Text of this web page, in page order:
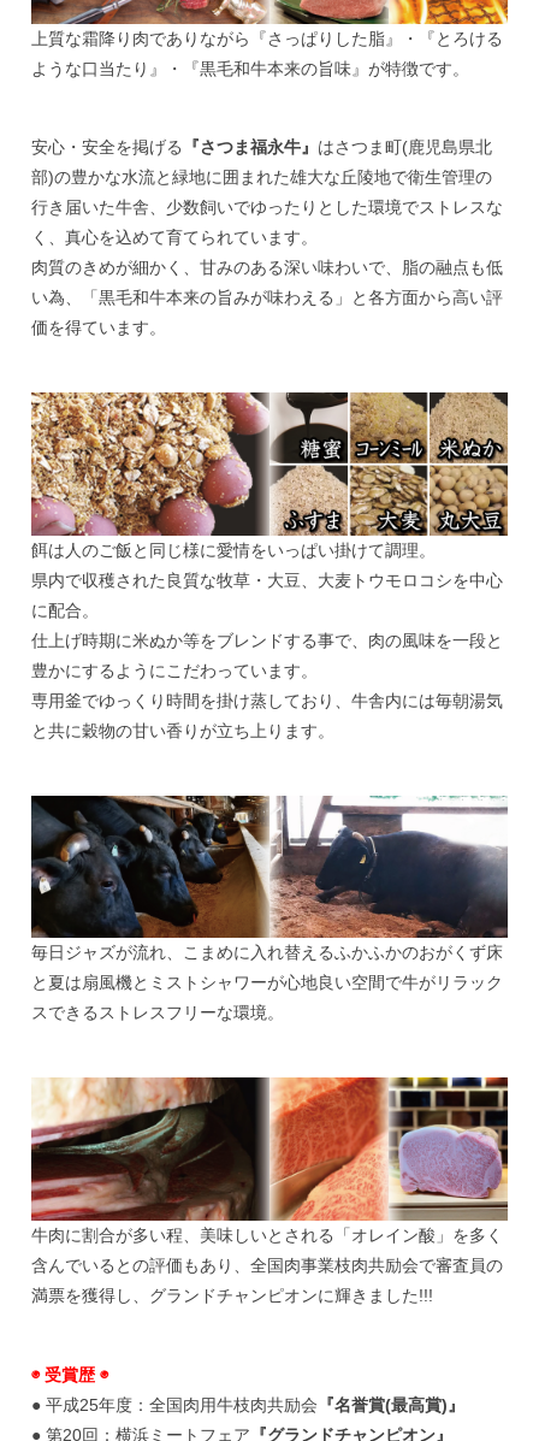
上質な霜降り肉でありながら『さっぱりした脂』・『とろける
ような口当たり』・『黒毛和牛本来の旨味』が特徴です。
安心・安全を掲げる 『さつま福永牛』 はさつま町(鹿児島県北
部)の豊かな水流と緑地に囲まれた雄大な丘陵地で衛生管理の
行き届いた牛舎、少数飼いでゆったりとした環境でストレスな
く、真心を込めて育てられています。
肉質のきめが細かく、甘みのある深い味わいで、脂の融点も低
い為、「黒毛和牛本来の旨みが味わえる」と各方面から高い評
価を得ています。
餌は人のご飯と同じ様に愛情をいっぱい掛けて調理。
県内で収穫された良質な牧草・大豆、大麦トウモロコシを中心
に配合。
仕上げ時期に米ぬか等をブレンドする事で、肉の風味を一段と
豊かにするようにこだわっています。
専用釜でゆっくり時間を掛け蒸しており、牛舎内には毎朝湯気
と共に穀物の甘い香りが立ち上ります。
毎日ジャズが流れ、こまめに入れ替えるふかふかのおがくず床
と夏は扇風機とミストシャワーが心地良い空間で牛がリラック
スできるストレスフリーな環境。
牛肉に割合が多い程、美味しいとされる「オレイン酸」を多く
含んでいるとの評価もあり、全国肉事業枝肉共励会で審査員の
満票を獲得し、グランドチャンピオンに輝きました!!!
◉ 受賞歴 ◉
● 平成25年度：全国肉用牛枝肉共励会 『名誉賞(最高賞)』
● 第20回：横浜ミートフェア 『グランドチャンピオン』